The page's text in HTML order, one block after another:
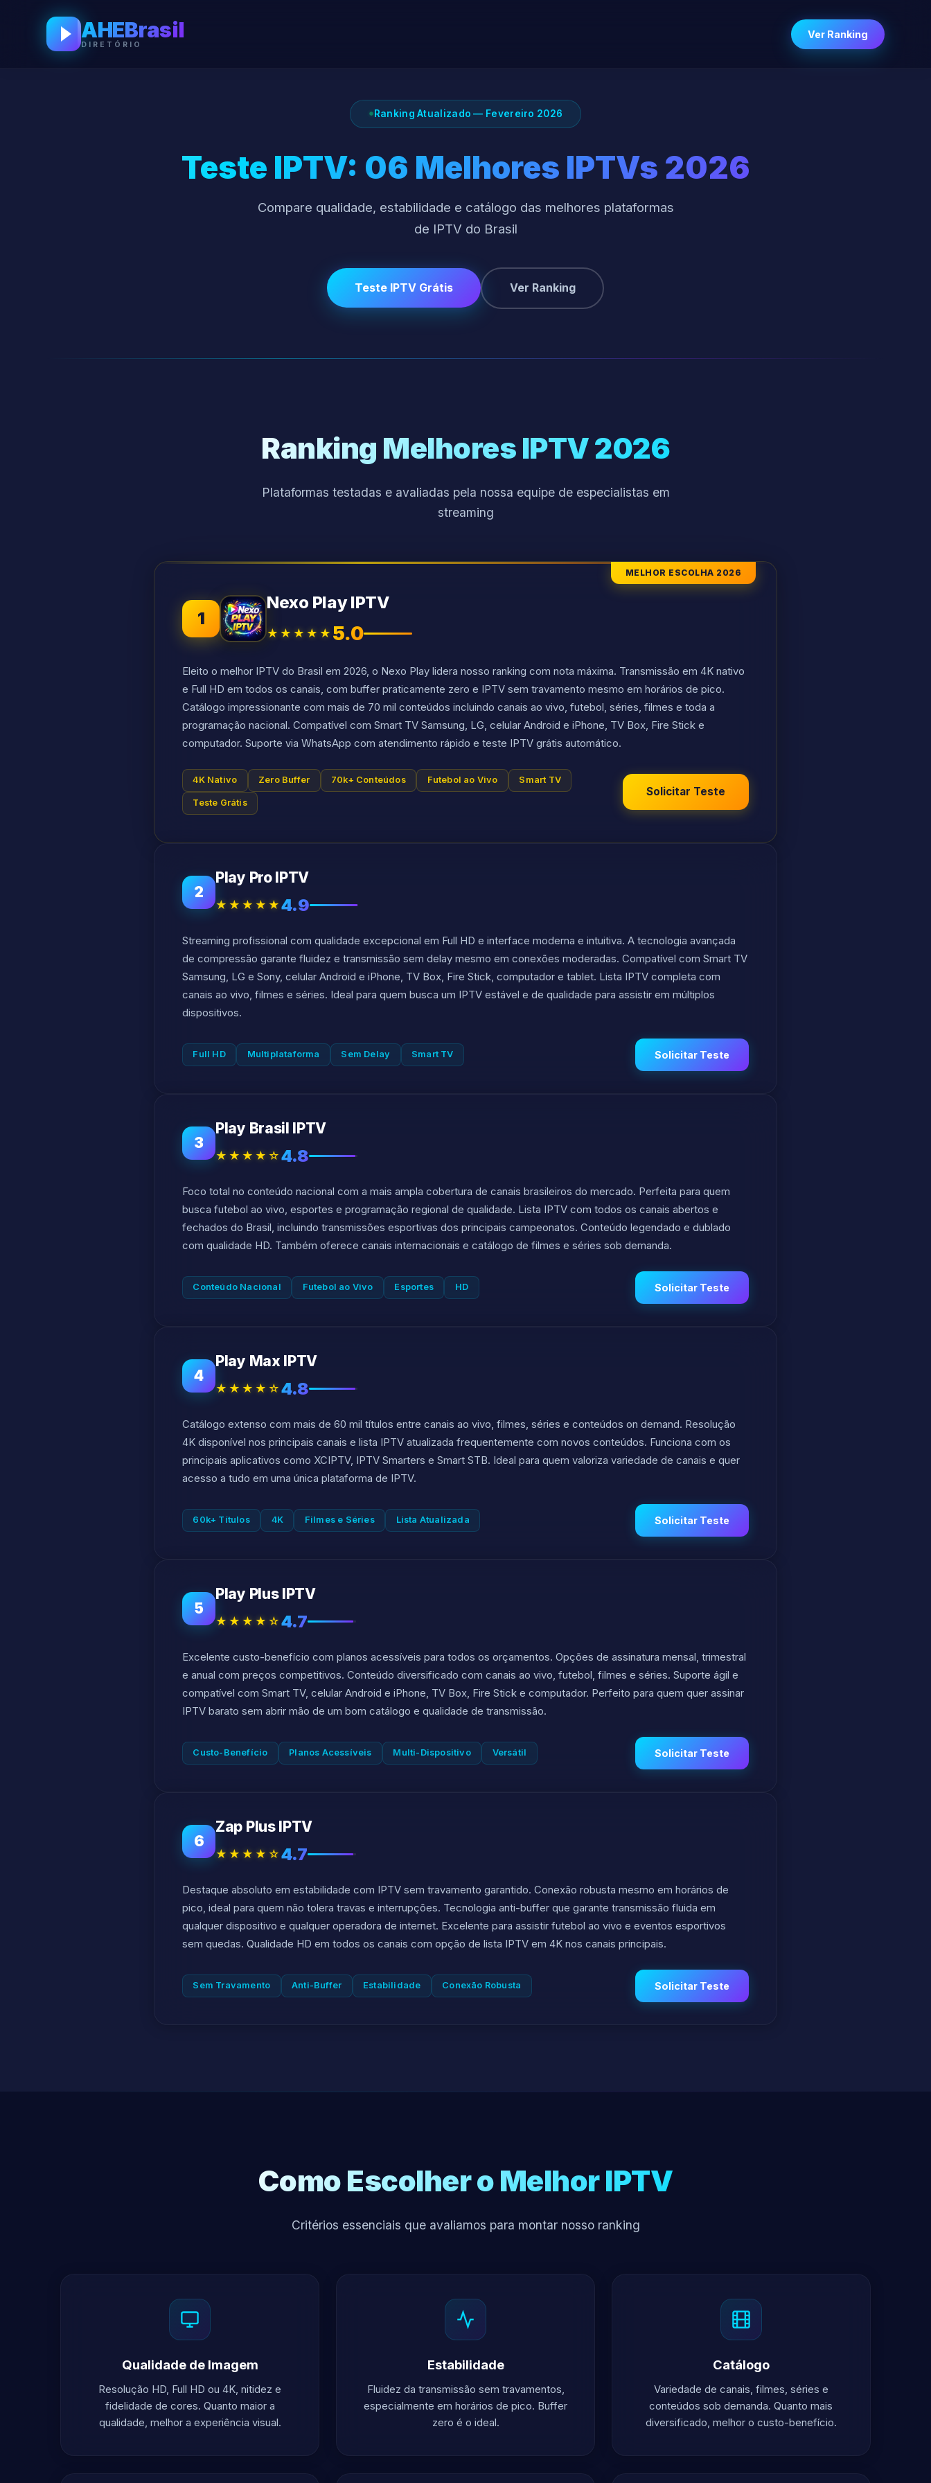
AHEBrasil
DIRETÓRIO
Ver Ranking
Ranking Atualizado — Fevereiro 2026
Teste IPTV: 06 Melhores IPTVs 2026
Compare qualidade, estabilidade e catálogo das melhores plataformas
de IPTV do Brasil
Teste IPTV Grátis Ver Ranking
Ranking Melhores IPTV 2026
Plataformas testadas e avaliadas pela nossa equipe de especialistas em
streaming
MELHOR ESCOLHA 2026
1
Nexo Play IPTV
★★★★★ 5.0
Eleito o melhor IPTV do Brasil em 2026, o Nexo Play lidera nosso ranking com nota máxima. Transmissão em 4K nativo
e Full HD em todos os canais, com buffer praticamente zero e IPTV sem travamento mesmo em horários de pico.
Catálogo impressionante com mais de 70 mil conteúdos incluindo canais ao vivo, futebol, séries, filmes e toda a
programação nacional. Compatível com Smart TV Samsung, LG, celular Android e iPhone, TV Box, Fire Stick e
computador. Suporte via WhatsApp com atendimento rápido e teste IPTV grátis automático.
4K Nativo Zero Buffer 70k+ Conteúdos Futebol ao Vivo Smart TV
Teste Grátis
Solicitar Teste
2
Play Pro IPTV
★★★★★ 4.9
Streaming profissional com qualidade excepcional em Full HD e interface moderna e intuitiva. A tecnologia avançada
de compressão garante fluidez e transmissão sem delay mesmo em conexões moderadas. Compatível com Smart TV
Samsung, LG e Sony, celular Android e iPhone, TV Box, Fire Stick, computador e tablet. Lista IPTV completa com
canais ao vivo, filmes e séries. Ideal para quem busca um IPTV estável e de qualidade para assistir em múltiplos
dispositivos.
Full HD Multiplataforma Sem Delay Smart TV Solicitar Teste
3
Play Brasil IPTV
★★★★☆ 4.8
Foco total no conteúdo nacional com a mais ampla cobertura de canais brasileiros do mercado. Perfeita para quem
busca futebol ao vivo, esportes e programação regional de qualidade. Lista IPTV com todos os canais abertos e
fechados do Brasil, incluindo transmissões esportivas dos principais campeonatos. Conteúdo legendado e dublado
com qualidade HD. Também oferece canais internacionais e catálogo de filmes e séries sob demanda.
Conteúdo Nacional Futebol ao Vivo Esportes HD Solicitar Teste
4
Play Max IPTV
★★★★☆ 4.8
Catálogo extenso com mais de 60 mil títulos entre canais ao vivo, filmes, séries e conteúdos on demand. Resolução
4K disponível nos principais canais e lista IPTV atualizada frequentemente com novos conteúdos. Funciona com os
principais aplicativos como XCIPTV, IPTV Smarters e Smart STB. Ideal para quem valoriza variedade de canais e quer
acesso a tudo em uma única plataforma de IPTV.
60k+ Títulos 4K Filmes e Séries Lista Atualizada Solicitar Teste
5
Play Plus IPTV
★★★★☆ 4.7
Excelente custo-benefício com planos acessíveis para todos os orçamentos. Opções de assinatura mensal, trimestral
e anual com preços competitivos. Conteúdo diversificado com canais ao vivo, futebol, filmes e séries. Suporte ágil e
compatível com Smart TV, celular Android e iPhone, TV Box, Fire Stick e computador. Perfeito para quem quer assinar
IPTV barato sem abrir mão de um bom catálogo e qualidade de transmissão.
Custo-Benefício Planos Acessíveis Multi-Dispositivo Versátil Solicitar Teste
6
Zap Plus IPTV
★★★★☆ 4.7
Destaque absoluto em estabilidade com IPTV sem travamento garantido. Conexão robusta mesmo em horários de
pico, ideal para quem não tolera travas e interrupções. Tecnologia anti-buffer que garante transmissão fluida em
qualquer dispositivo e qualquer operadora de internet. Excelente para assistir futebol ao vivo e eventos esportivos
sem quedas. Qualidade HD em todos os canais com opção de lista IPTV em 4K nos canais principais.
Sem Travamento Anti-Buffer Estabilidade Conexão Robusta Solicitar Teste
Como Escolher o Melhor IPTV
Critérios essenciais que avaliamos para montar nosso ranking
Qualidade de Imagem
Resolução HD, Full HD ou 4K, nitidez e
fidelidade de cores. Quanto maior a
qualidade, melhor a experiência visual.
Estabilidade
Fluidez da transmissão sem travamentos,
especialmente em horários de pico. Buffer
zero é o ideal.
Catálogo
Variedade de canais, filmes, séries e
conteúdos sob demanda. Quanto mais
diversificado, melhor o custo-benefício.